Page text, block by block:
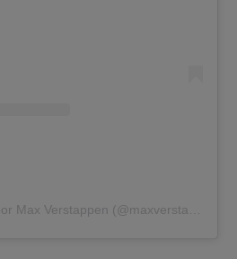
Een bericht gedeeld door Max Verstappen (@maxverstappen1)